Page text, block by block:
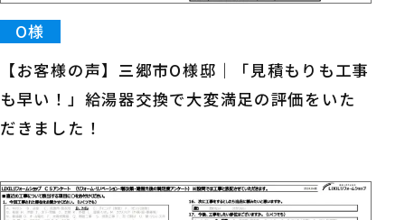
O様
【お客様の声】三郷市O様邸｜「見積もりも工事
も早い！」給湯器交換で大変満足の評価をいた
だきました！